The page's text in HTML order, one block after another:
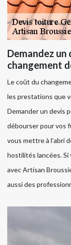
Demandez un
changement
Le coût du
les prestations que
Demander un devis
débourser pour vos
vous mettre à l’abri
hostilités lancées. Si
avec Artisan
aussi des